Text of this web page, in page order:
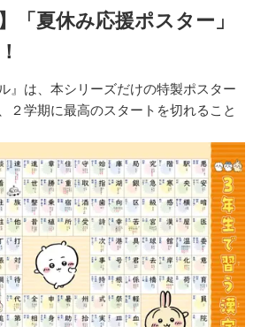
「夏休み応援ポスター」
』は、本シリーズだけの特製ポスター
２学期に最高のスタートを切れること